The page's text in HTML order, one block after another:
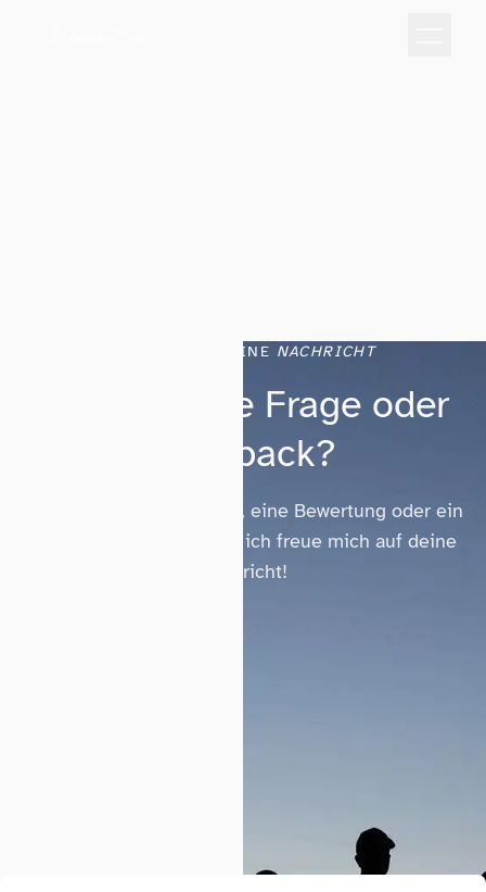
SCHREIB MIR EINE NACHRICHT
Hast du eine Frage oder
Feedback?
Ob Fragen zu den Kursen, eine Bewertung oder ein
persönliches Coaching – ich freue mich auf deine
Nachricht!